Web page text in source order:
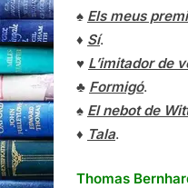
♠ Els meus
♦ Sí.
♥ L’imitador de
♣ Formigó.
♠ El nebot de
♦ Tala.
Thomas